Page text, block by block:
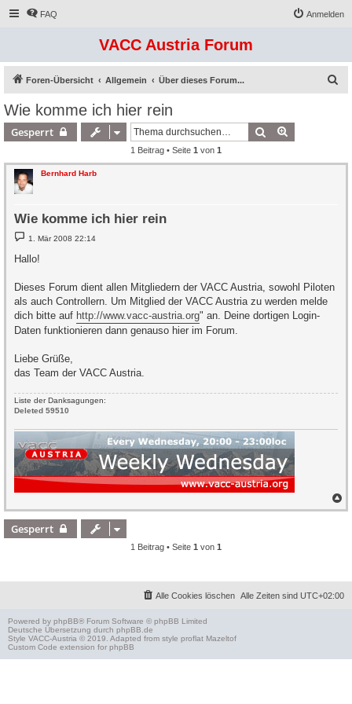
FAQ Anmelden
VACC Austria Forum
Foren-Übersicht Allgemein Über dieses Forum...
Wie komme ich hier rein
Gesperrt Suche
1 Beitrag • Seite 1 von 1
Bernhard Harb
Wie komme ich hier rein
B
e
i
t
g
1. Mär 2008 22:14
Hallo!
Dieses Forum dient allen Mitgliedern der VACC Austria, sowohl Piloten
als auch Controllern. Um Mitglied der VACC Austria zu werden melde
dich bitte auf http://www.vacc-austria.org" an. Deine dortigen Login-
Daten funktionieren dann genauso hier im Forum.
Liebe Grüße,
das Team der VACC Austria.
Liste der Danksagungen:
Deleted 59510
a
Gesperrt
1 Beitrag • Seite 1 von 1
Alle Zeiten sind UTC+02:00
Alle Cookies löschen
Powered by phpBB® Forum Software © phpBB Limited
Deutsche Übersetzung durch phpBB.de
Style VACC-Austria © 2019. Adapted from style proflat Mazeltof
Custom Code extension for phpBB